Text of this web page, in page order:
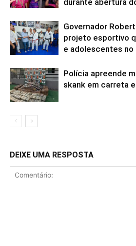
durante abertura
Governador
projeto esportivo
e adolescentes no
Polícia apreende
skank em carreta
DEIXE UMA RESPOSTA